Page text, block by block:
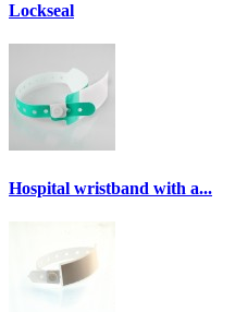
Lockseal
Hospital wristband with a...